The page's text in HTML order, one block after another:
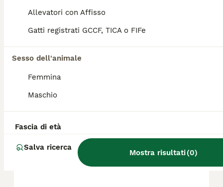
Allevatori con Affisso
Gatti registrati GCCF, TICA o FIFe
Sesso dell'animale
Femmina
Maschio
Fascia di età
Salva ricerca
Mostra risultati(0)
Qual è il paese di British?
Il gatto British ha origini nelle isole
britanniche, dove si è sviluppato come razza
Quanto può costare un gatto